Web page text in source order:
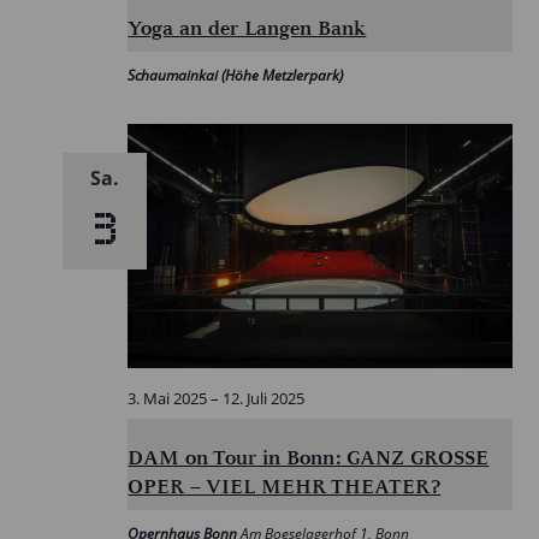
Yoga an der Langen Bank
Schaumainkai (Höhe Metzlerpark)
Sa.
3
DAM on Tour in Bonn: GANZ GROSSE
OPER – VIEL MEHR THEATER?
3. Mai 2025– 12. Juli 2025
Opernhaus BonnAm Boeselagerhof 1, Bonn